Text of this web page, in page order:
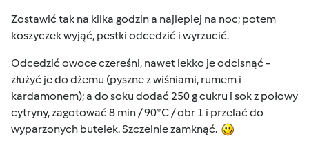
Zostawić tak na kilka godzin a najlepiej na noc; potem
koszyczek wyjąć, pestki odcedzić i wyrzucić.
Odcedzić owoce czereśni, nawet lekko je odcisnąć -
złużyć je do dżemu (pyszne z wiśniami, rumem i
kardamonem); a do soku dodać 250 g cukru i sok z połowy
cytryny, zagotować 8 min / 90*C / obr 1 i przelać do
wyparzonych butelek. Szczelnie zamknąć.